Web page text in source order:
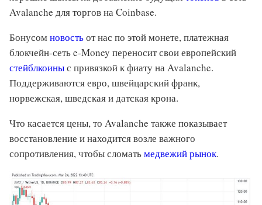
Avalanche для торгов на Coinbase.
Бонусомновостьот нас по этой монете, платежная
блокчейн-сеть e-Money переносит свои европейский
стейблкоиныс привязкой к фиату на Avalanche.
Поддерживаются евро, швейцарский франк,
норвежская, шведская и датская крона.
Что касается цены, то Avalanche также показывает
восстановление и находится возле важного
сопротивления, чтобы сломатьмедвежий рынок.